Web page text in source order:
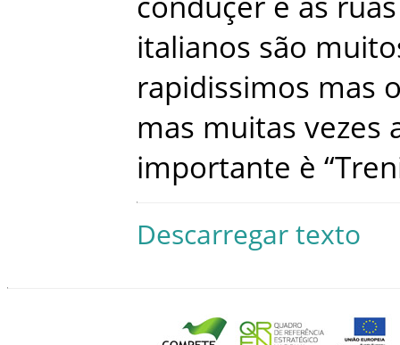
italianos são
rapidissimos mas
mas muitas vezes
importante è “
Descarregar texto